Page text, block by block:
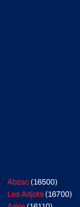
Abzac (16500)
Les Adjots (16700)